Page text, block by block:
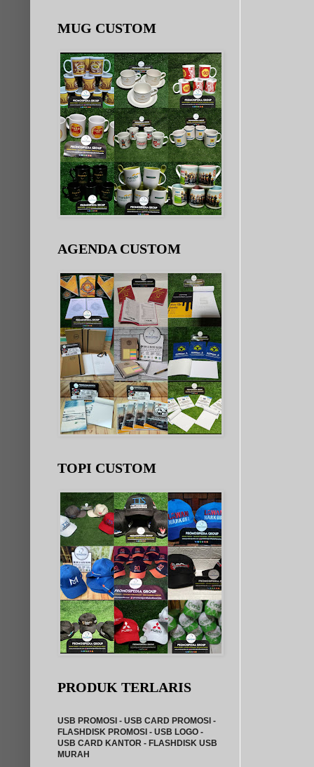
MUG CUSTOM
AGENDA CUSTOM
TOPI CUSTOM
PRODUK TERLARIS
USB PROMOSI - USB CARD PROMOSI -
FLASHDISK PROMOSI - USB LOGO -
USB CARD KANTOR - FLASHDISK USB
MURAH